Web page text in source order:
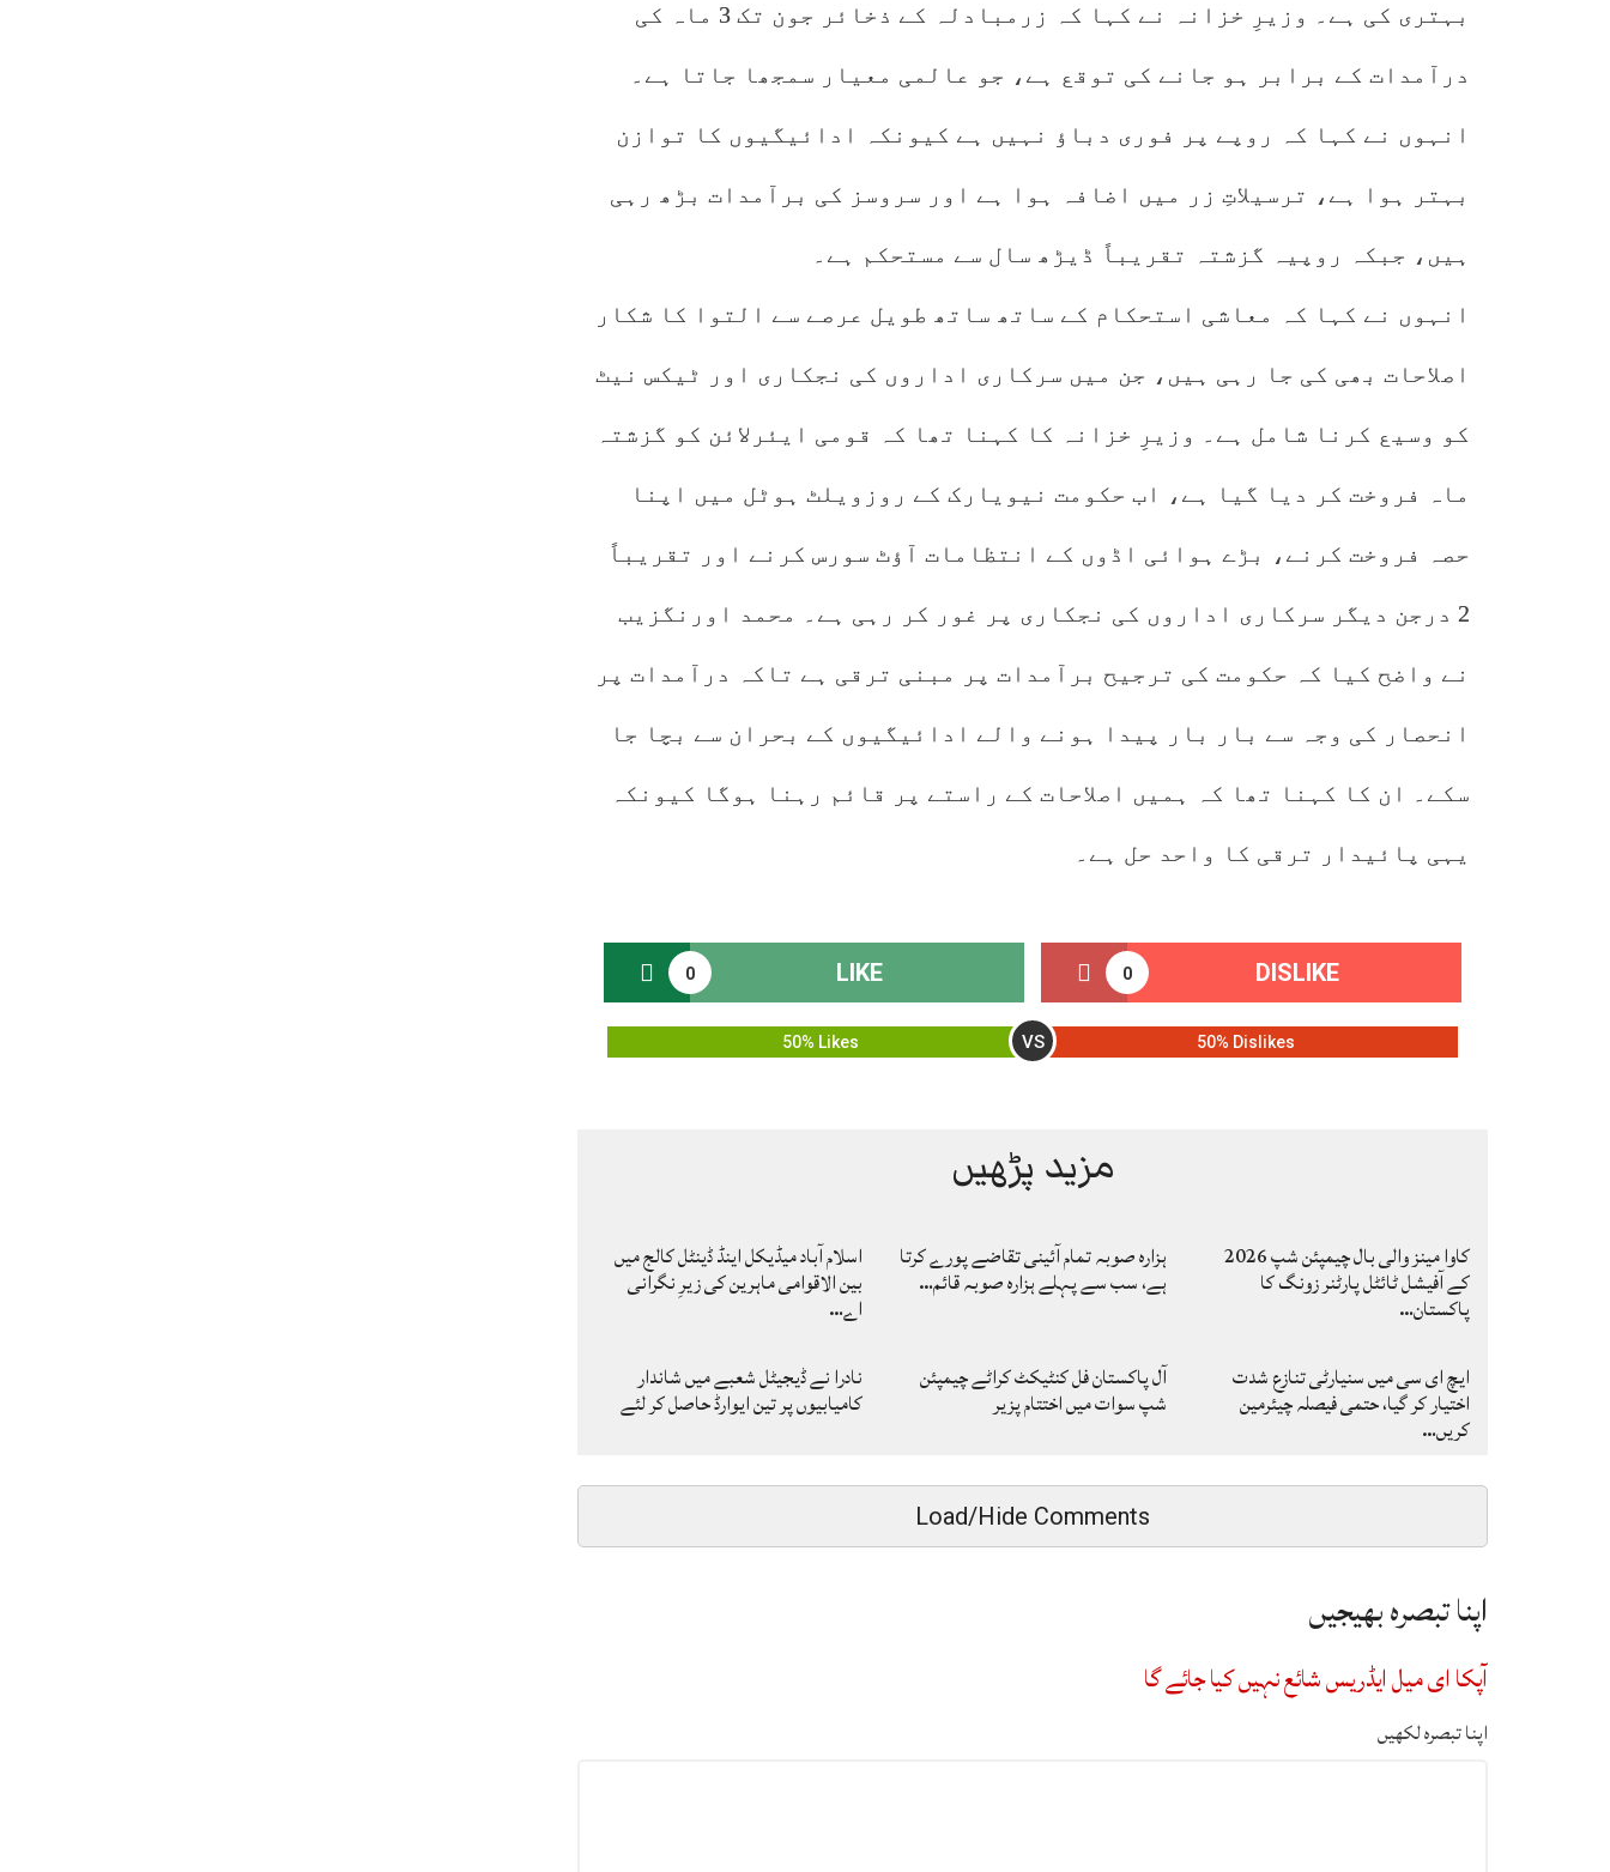
بہتری کی ہے۔ وزیرِ خزانہ نے کہا کہ زرمبادلہ کے ذخائر جون تک 3 ماہ کی
درآمدات کے برابر ہو جانے کی توقع ہے، جو عالمی معیار سمجھا جاتا ہے۔
انہوں نے کہا کہ روپے پر فوری دباؤ نہیں ہے کیونکہ ادائیگیوں کا توازن
بہتر ہوا ہے، ترسیلاتِ زر میں اضافہ ہوا ہے اور سروسز کی برآمدات بڑھ رہی
ہیں، جبکہ روپیہ گزشتہ تقریباً ڈیڑھ سال سے مستحکم ہے۔
انہوں نے کہا کہ معاشی استحکام کے ساتھ ساتھ طویل عرصے سے التوا کا شکار
اصلاحات بھی کی جا رہی ہیں، جن میں سرکاری اداروں کی نجکاری اور ٹیکس نیٹ
کو وسیع کرنا شامل ہے۔ وزیرِ خزانہ کا کہنا تھا کہ قومی ایئرلائن کو گزشتہ
ماہ فروخت کر دیا گیا ہے، اب حکومت نیویارک کے روزویلٹ ہوٹل میں اپنا
حصہ فروخت کرنے، بڑے ہوائی اڈوں کے انتظامات آؤٹ سورس کرنے اور تقریباً
2 درجن دیگر سرکاری اداروں کی نجکاری پر غور کر رہی ہے۔ محمد اورنگزیب
نے واضح کیا کہ حکومت کی ترجیح برآمدات پر مبنی ترقی ہے تاکہ درآمدات پر
انحصار کی وجہ سے بار بار پیدا ہونے والے ادائیگیوں کے بحران سے بچا جا
سکے۔ ان کا کہنا تھا کہ ہمیں اصلاحات کے راستے پر قائم رہنا ہوگا کیونکہ
یہی پائیدار ترقی کا واحد حل ہے۔
0 LIKE 0 DISLIKE
50% Likes VS 50% Dislikes
مزید پڑھیں
اسلام آباد میڈیکل اینڈ ڈینٹل کالج میں
بین الاقوامی ماہرین کی زیرِ نگرانی
اے…
ہزارہ صوبہ تمام آئینی تقاضے پورے کرتا
ہے، سب سے پہلے ہزارہ صوبہ قائم…
کاوا مینز والی بال چیمپئن شپ 2026
کے آفیشل ٹائٹل پارٹنر زونگ کا
پاکستان…
نادرا نے ڈیجیٹل شعبے میں شاندار
کامیابیوں پر تین ایوارڈ حاصل کر لئے
آل پاکستان فل کنٹیکٹ کراٹے چیمپئن
شپ سوات میں اختتام پزیر
ایچ ای سی میں سنیارٹی تنازع شدت
اختیار کر گیا، حتمی فیصلہ چیئرمین
کریں…
Load/Hide Comments
اپنا تبصرہ بھیجیں
آپکا ای میل ایڈریس شائع نہیں کیا جائے گا
اپنا تبصرہ لکھیں